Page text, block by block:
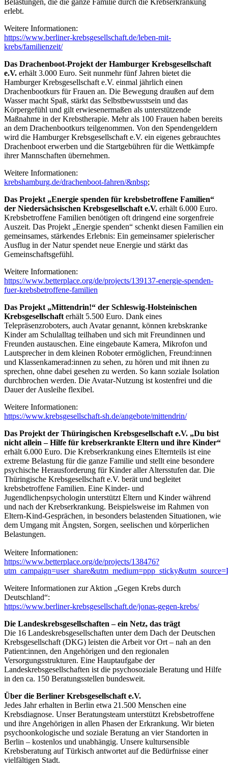
erlebt.
Weitere Informationen:
https://www.berliner-krebsgesellschaft.de/leben-mit-
krebs/familienzeit/
Das Drachenboot-Projekt der Hamburger Krebsgesellschaft
e.V. erhält 3.000 Euro. Seit nunmehr fünf Jahren bietet die
Hamburger Krebsgesellschaft e.V. einmal jährlich einen
Drachenbootkurs für Frauen an. Die Bewegung draußen auf dem
Wasser macht Spaß, stärkt das Selbstbewusstsein und das
Körpergefühl und gilt erwiesenermaßen als unterstützende
Maßnahme in der Krebstherapie. Mehr als 100 Frauen haben bereits
an dem Drachenbootkurs teilgenommen. Von den Spendengeldern
wird die Hamburger Krebsgesellschaft e.V. ein eigenes gebrauchtes
Drachenboot erwerben und die Startgebühren für die Wettkämpfe
ihrer Mannschaften übernehmen.
Weitere Informationen:
krebshamburg.de/drachenboot-fahren/&nbsp;
Das Projekt „Energie spenden für krebsbetroffene Familien“
der Niedersächsischen Krebsgesellschaft e.V. erhält 6.000 Euro.
Krebsbetroffene Familien benötigen oft dringend eine sorgenfreie
Auszeit. Das Projekt „Energie spenden“ schenkt diesen Familien ein
gemeinsames, stärkendes Erlebnis: Ein gemeinsamer spielerischer
Ausflug in der Natur spendet neue Energie und stärkt das
Gemeinschaftsgefühl.
Weitere Informationen:
https://www.betterplace.org/de/projects/139137-energie-spenden-
fuer-krebsbetroffene-familien
Das Projekt „Mittendrin!“ der Schleswig-Holsteinischen
Krebsgesellschaft erhält 5.500 Euro. Dank eines
Telepräsenzroboters, auch Avatar genannt, können krebskranke
Kinder am Schulalltag teilhaben und sich mit Freundinnen und
Freunden austauschen. Eine eingebaute Kamera, Mikrofon und
Lautsprecher in dem kleinen Roboter ermöglichen, Freund:innen
und Klassenkamerad:innen zu sehen, zu hören und mit ihnen zu
sprechen, ohne dabei gesehen zu werden. So kann soziale Isolation
durchbrochen werden. Die Avatar-Nutzung ist kostenfrei und die
Dauer der Ausleihe flexibel.
Weitere Informationen:
https://www.krebsgesellschaft-sh.de/angebote/mittendrin/
Das Projekt der Thüringischen Krebsgesellschaft e.V. „Du bist
nicht allein – Hilfe für krebserkrankte Eltern und ihre Kinder“
erhält 6.000 Euro. Die Krebserkrankung eines Elternteils ist eine
extreme Belastung für die ganze Familie und stellt eine besondere
psychische Herausforderung für Kinder aller Altersstufen dar. Die
Thüringische Krebsgesellschaft e.V. berät und begleitet
krebsbetroffene Familien. Eine Kinder- und
Jugendlichenpsychologin unterstützt Eltern und Kinder während
und nach der Krebserkrankung. Beispielsweise im Rahmen von
Eltern-Kind-Gesprächen, in besonders belastenden Situationen, wie
dem Umgang mit Ängsten, Sorgen, seelischen und körperlichen
Belastungen.
Weitere Informationen:
https://www.betterplace.org/de/projects/138476?
Weitere Informationen zur Aktion „Gegen Krebs durch
Deutschland“:
https://www.berliner-krebsgesellschaft.de/jonas-gegen-krebs/
Die Landeskrebsgesellschaften – ein Netz, das trägt
Die 16 Landeskrebsgesellschaften unter dem Dach der Deutschen
Krebsgesellschaft (DKG) leisten die Arbeit vor Ort – nah an den
Patient:innen, den Angehörigen und den regionalen
Versorgungsstrukturen. Eine Hauptaufgabe der
Landeskrebsgesellschaften ist die psychosoziale Beratung und Hilfe
in den ca. 150 Beratungsstellen bundesweit.
Über die Berliner Krebsgesellschaft e.V.
Jedes Jahr erhalten in Berlin etwa 21.500 Menschen eine
Krebsdiagnose. Unser Beratungsteam unterstützt Krebsbetroffene
und ihre Angehörigen in allen Phasen der Erkrankung. Wir bieten
psychoonkologische und soziale Beratung an vier Standorten in
Berlin – kostenlos und unabhängig. Unsere kultursensible
Krebsberatung auf Türkisch antwortet auf die Bedürfnisse einer
vielfältigen Stadt.